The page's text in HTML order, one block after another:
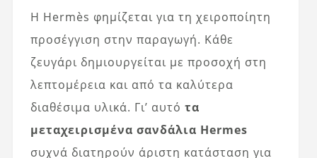
Η Hermès φημίζεται για τη χειροποίητη
προσέγγιση στην παραγωγή. Κάθε
ζευγάρι δημιουργείται με προσοχή στη
λεπτομέρεια και από τα καλύτερα
διαθέσιμα υλικά. Γι’ αυτό τα
μεταχειρισμένα σανδάλια Hermes
συχνά διατηρούν άριστη κατάσταση για